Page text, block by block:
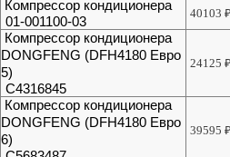
Компрессор кондиционера
01-001100-03
40103
Компрессор кондиционера
DONGFENG (DFH4180 Евро
5)
C4316845
24125
Компрессор кондиционера
DONGFENG (DFH4180 Евро
6)
39595